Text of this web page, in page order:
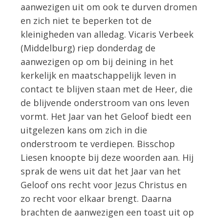
aanwezigen uit om ook te durven dromen
en zich niet te beperken tot de
kleinigheden van alledag. Vicaris Verbeek
(Middelburg) riep donderdag de
aanwezigen op om bij deining in het
kerkelijk en maatschappelijk leven in
contact te blijven staan met de Heer, die
de blijvende onderstroom van ons leven
vormt. Het Jaar van het Geloof biedt een
uitgelezen kans om zich in die
onderstroom te verdiepen. Bisschop
Liesen knoopte bij deze woorden aan. Hij
sprak de wens uit dat het Jaar van het
Geloof ons recht voor Jezus Christus en
zo recht voor elkaar brengt. Daarna
brachten de aanwezigen een toast uit op